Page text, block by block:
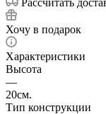
Хочу в подарок
Характеристики
Высота
—
20см.
Тип конструкции